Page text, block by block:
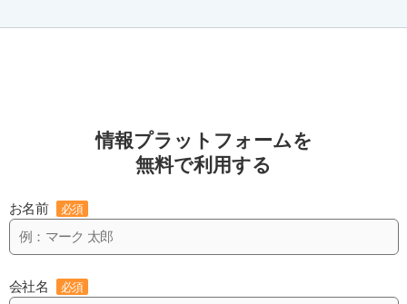
情報プラットフォームを
無料で利用する
お名前 必須
会社名 必須